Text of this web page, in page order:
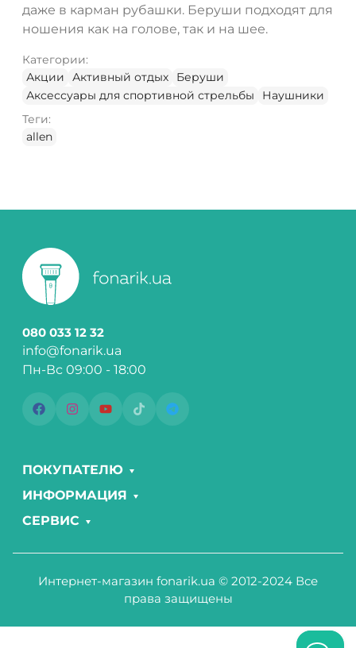
даже в карман рубашки. Беруши подходят для
ношения как на голове, так и на шее.
Категории:
Акции
Активный отдых
Беруши
Аксессуары для спортивной стрельбы
Наушники
Теги:
allen
080 033 12 32
info@fonarik.ua
Пн-Вс 09:00 - 18:00
ПОКУПАТЕЛЮ
ИНФОРМАЦИЯ
СЕРВИС
Интернет-магазин fonarik.ua © 2012-2024 Все
права защищены